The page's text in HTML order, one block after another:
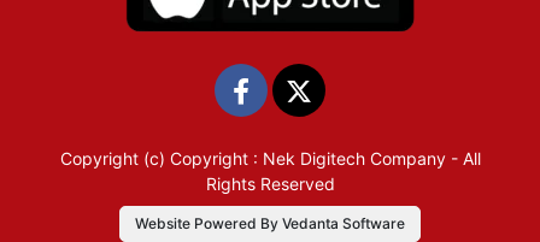
Copyright (c) Copyright : Nek Digitech Company- All
Rights Reserved
Website Powered By Vedanta Software